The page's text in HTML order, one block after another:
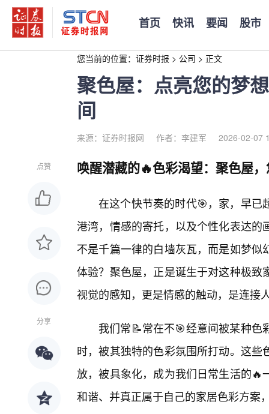
首页 快讯 要闻 股市
您当前的位置： 证券时报 > 公司 > 正文
聚色屋：点亮您的梦
间
来源：证券时报网 作者：李建军 2026-02-07
点赞
分享
唤醒潜藏的🔥色彩渴望：聚色屋
在这个快节奏的时代🎯，家，早已
港湾，情感的寄托，以及个性化表达
不是千篇一律的白墙灰瓦，而是如梦
体验？聚色屋，正是诞生于对这种极
视觉的感知，更是情感的触动，是连接
我们常📝常在不🎯经意间被某种
时，被其独特的色彩氛围所打动。这
放，被具象化，成为我们日常生活的
和谐、并真正属于自己的家居色彩方案